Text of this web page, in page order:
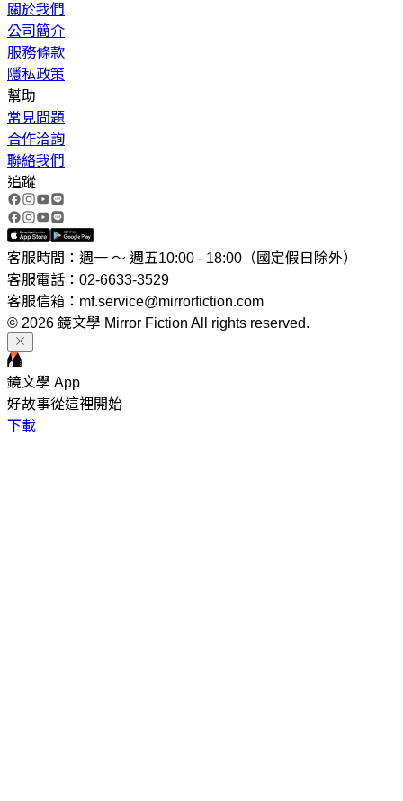
關於我們
公司簡介
服務條款
隱私政策
幫助
常見問題
合作洽詢
聯絡我們
追蹤
客服時間：週一 ～ 週五10:00 - 18:00（國定假日除外）
客服電話：02-6633-3529
客服信箱：mf.service@mirrorfiction.com
© 2026 鏡文學 Mirror Fiction All rights reserved.
鏡文學 App
好故事從這裡開始
下載